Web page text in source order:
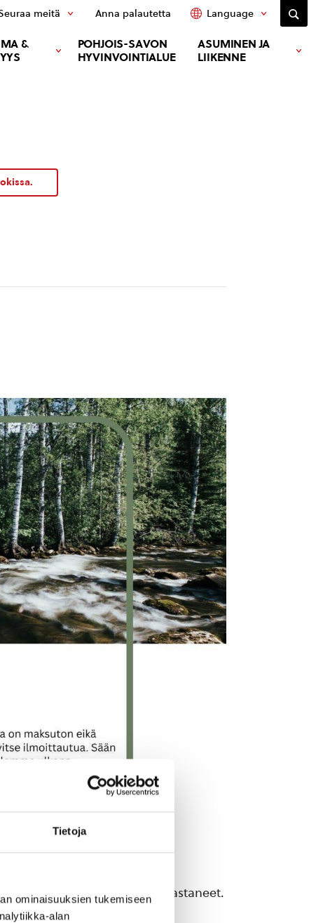
Tietoja
ominaisuuksien tukemiseen
alan
&
POHJOIS-SAVON
HYVINVOINTIALUE
ASUMINEN JA
LIIKENNE
meitä Anna palautetta Language
aloittelijat kuin jo lajia harrastaneet.